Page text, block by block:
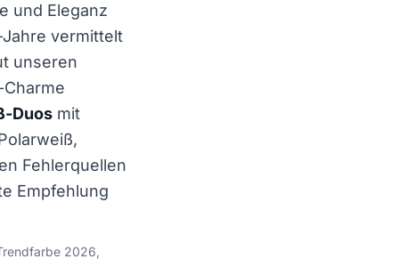
und Eleganz
vermittelt
unseren
Duos mit
Fehlerquellen
Empfehlung
2026,